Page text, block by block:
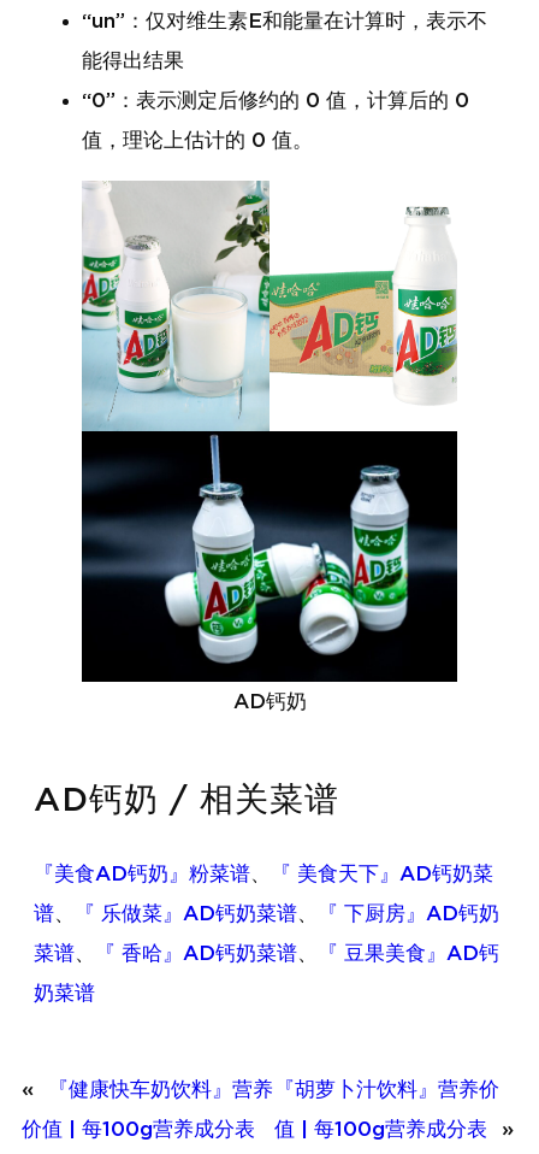
“un”：仅对维生素E和能量在计算时，表示不
能得出结果
“0”：表示测定后修约的 0 值，计算后的 0
值，理论上估计的 0 值。
AD钙奶
AD钙奶 / 相关菜谱
『美食AD钙奶』粉菜谱、
『 美食天下』AD钙奶菜
谱、 『 乐做菜』AD钙奶菜谱、
『 下厨房』AD钙奶
菜谱、 『 香哈』AD钙奶菜谱、
『 豆果美食』AD钙
奶菜谱
«
『健康快车奶饮料』营养
价值 | 每100g营养成分表
『胡萝卜汁饮料』营养价
值 | 每100g营养成分表
»